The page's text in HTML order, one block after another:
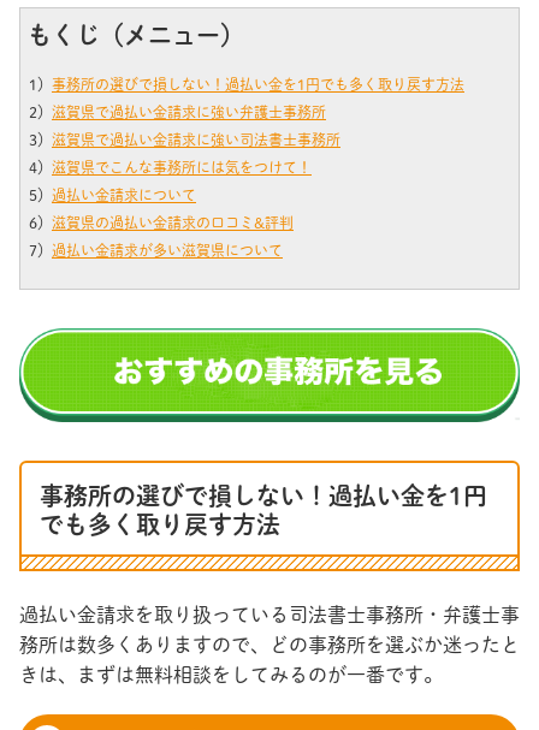
もくじ（メニュー）
1） 事務所の選びで損しない！過払い金を1円でも多く取り戻す方法
2） 滋賀県で過払い金請求に強い弁護士事務所
3） 滋賀県で過払い金請求に強い司法書士事務所
4） 滋賀県でこんな事務所には気をつけて！
5） 過払い金請求について
6） 滋賀県の過払い金請求の口コミ&評判
7） 過払い金請求が多い滋賀県について
事務所の選びで損しない！過払い金を1円
でも多く取り戻す方法
過払い金請求を取り扱っている司法書士事務所・弁護士事
務所は数多くありますので、どの事務所を選ぶか迷ったと
きは、まずは無料相談をしてみるのが一番です。